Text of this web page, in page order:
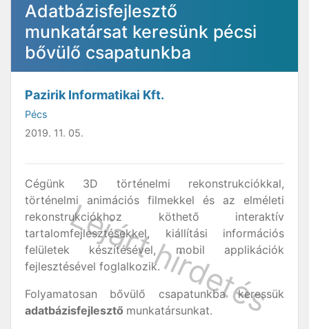
Adatbázisfejlesztő
munkatársat keresünk pécsi
bővülő csapatunkba
Pazirik Informatikai Kft.
Pécs
2019. 11. 05.
Cégünk 3D történelmi rekonstrukciókkal,
történelmi animációs filmekkel és az elméleti
rekonstrukciókhoz köthető interaktív
tartalomfejlesztésekkel, kiállítási információs
felületek készítésével, mobil applikációk
fejlesztésével foglalkozik.
Folyamatosan bővülő csapatunkba keressük
adatbázisfejlesztő munkatársunkat.